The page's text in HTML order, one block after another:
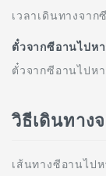
เวลาเดินทางจาก
ตั๋วจากซีอานไปหา
ตั๋วจากซีอานไปห
วิธีเดินทาง
เส้นทางซีอานไป